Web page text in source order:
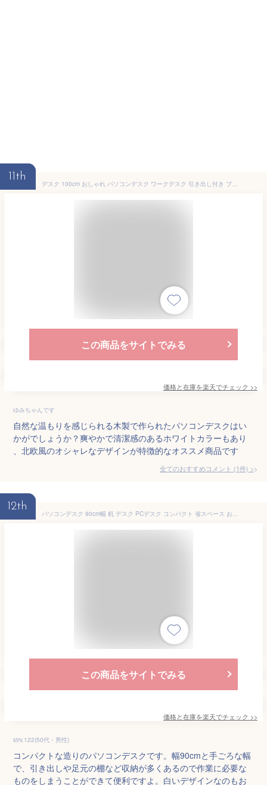
11th
デスク 100cm おしゃれ パソコンデスク ワークデスク 引き出し付き ブラウン ホワイト 白 木製 収納 キーボード スライド キーボードスライダー キーボードトレイ 台 片袖デスク アンティーク風 北欧風 シャビーシック スチール脚
この商品をサイトでみる
価格と在庫を楽天でチェック >>
ゆみちゃんです
自然な温もりを感じられる木製で作られたパソコンデスクはい
かがでしょうか？爽やかで清潔感のあるホワイトカラーもあり
、北欧風のオシャレなデザインが特徴的なオススメ商品です
全てのおすすめコメント (1件) >
12th
パソコンデスク 90cm幅 机 デスク PCデスク コンパクト 省スペース おしゃれ 収納 木製 白 ホワイト 学習机 勉強机 オフィスデスク 事務机 シンプル 北欧 モダン ワークデスク コンパクトデスク 学習デスク コンパクトシンプルデスク blanc〔ブラン〕 デスク単体販売
この商品をサイトでみる
価格と在庫を楽天でチェック >>
strv.122(50代・男性)
コンパクトな造りのパソコンデスクです。幅90cmと手ごろな幅
で、引き出しや足元の棚など収納が多くあるので作業に必要な
ものをしまうことができて便利ですよ。白いデザインなのもお